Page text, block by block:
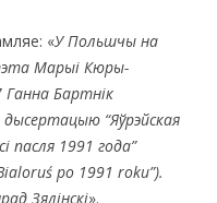
«У Польшчы на
Марыі Кюры-
Ганна Бартнік
“Яўрэйская
пасля 1991 года”
ś po 1991 roku”).
Зялінскі».